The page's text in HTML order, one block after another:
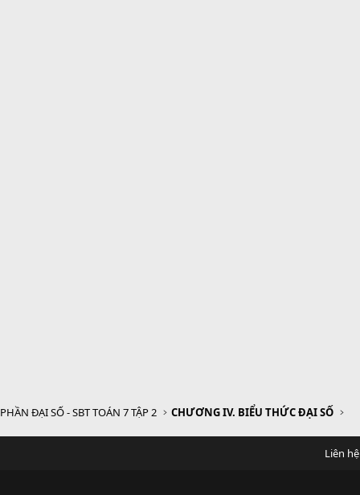
PHẦN ĐẠI SỐ - SBT TOÁN 7 TẬP 2 CHƯƠNG IV. BIỂU THỨC ĐẠI SỐ
Liên hệ